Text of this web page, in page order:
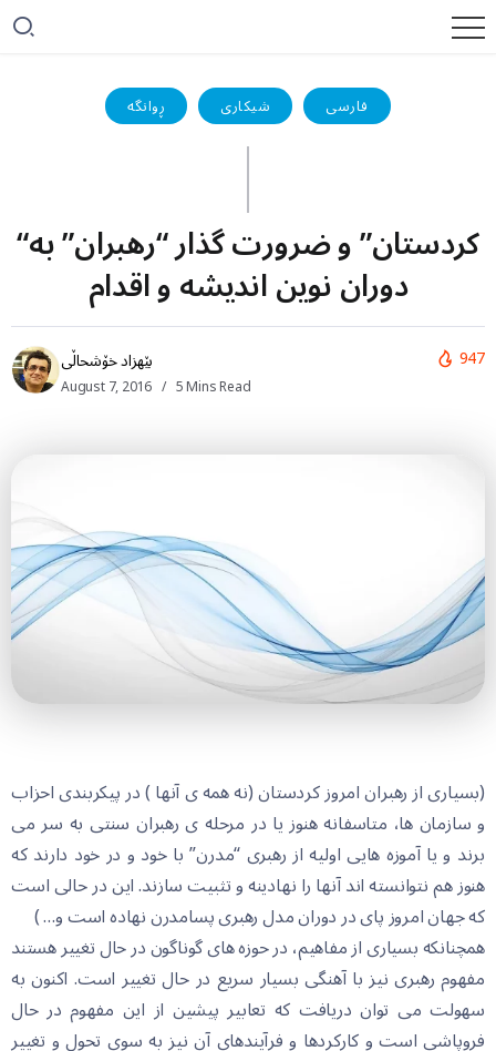
ڕوانگە شیکاری فارسی
“کردستان” و ضرورت گذار “رهبران” به
دوران نوین اندیشه و اقدام
بێهزاد خۆشحاڵی
August 7, 2016 5 Mins Read
947
(بسیاری از رهبران امروز کردستان (نه همه ی آنها ) در پیکربندی احزاب
و سازمان ها، متاسفانه هنوز یا در مرحله ی رهبران سنتی به سر می
برند و یا آموزه هایی اولیه از رهبری “مدرن” با خود و در خود دارند که
هنوز هم نتوانسته اند آنها را نهادینه و تثبیت سازند. این در حالی است
که جهان امروز پای در دوران مدل رهبری پسامدرن نهاده است و… )
همچنانکه بسیاری از مفاهیم، در حوزه های گوناگون در حال تغییر هستند
مفهوم رهبری نیز با آهنگی بسیار سریع در حال تغییر است. اکنون به
سهولت می توان دریافت که تعابیر پیشین از این مفهوم در حال
فروپاشی است و کارکردها و فرآیندهای آن نیز به سوی تحول و تغییر